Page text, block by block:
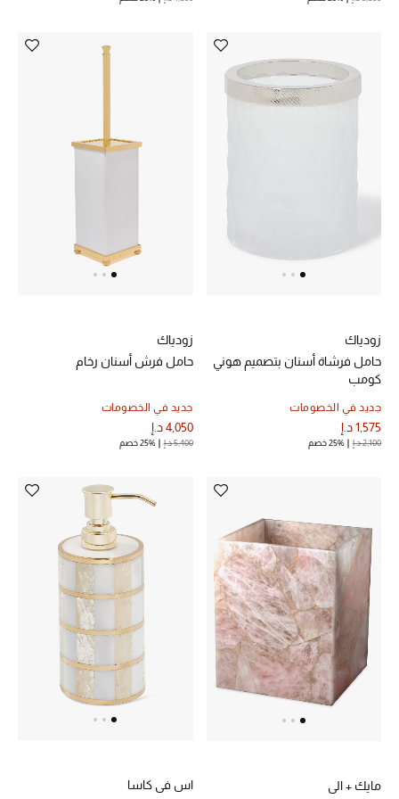
الأثاث
الشموع والعطور المنزلية
تسوقوا للمنزل
مجوهرات فاخرة للنساء
مجوهرات عصرية للنساء
إكسسوارات للرجال
مجوهرات فاخرة للأطفال
زودياك
حامل فرشاة أسنان بتصميم هوني
كومب
جديد في الخصومات
1,575 د.إ
2,100 د.إ 25% خصم
زودياك
حامل فرش أسنان رخام
جديد في الخصومات
4,050 د.إ
5,400 د.إ 25% خصم
مايك + الي اس في كاسا